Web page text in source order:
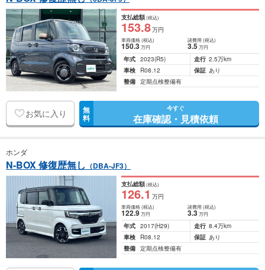
支払総額(税込)
153.8万円
車両価格(税込)
150.3万円
諸費用 (税込)
3.5 万円
年式 2023(R5) 走行 2.5万km
車検
R08.12 保証 あり
整備 定期点検整備有
お気に入り 無
料
今すぐ
在庫確認・見積依頼
ホンダ
N-BOX 修復歴無し （DBA-JF3）
支払総額(税込)
126.1 万円
車両価格(税込)
122.9万円
諸費用 (税込)
3.3 万円
年式 2017(H29) 走行 8.4万km
車検
R08.12 保証 あり
整備 定期点検整備有